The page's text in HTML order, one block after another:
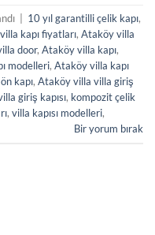
10 yıl garantilli çelik kapı,
kapı fiyatları, Ataköy villa
door, Ataköy villa kapı,
modelleri, Ataköy villa kapı
kapı, Ataköy villa villa giriş
giriş kapısı, kompozit çelik
, villa kapısı modelleri,
Bir yorum bırak